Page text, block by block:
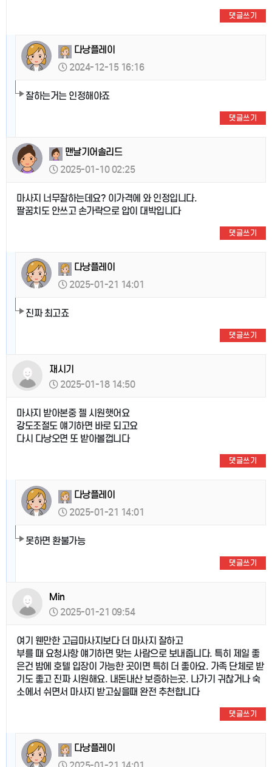
댓글쓰기
다낭플레이
2024-12-15 16:16
잘하는거는 인정해야죠
댓글쓰기
맨날기어솔리드
2025-01-10 02:25
마사지 너무잘하는데요? 이가격에 와 인정입니다.
팔꿈치도 안쓰고 손가락으로 압이 대박입니다
댓글쓰기
다낭플레이
2025-01-21 14:01
진짜 최고죠
댓글쓰기
재시기
2025-01-18 14:50
마사지 받아본중 젤 시원햇어요
강도조절도 얘기하면 바로 되고요
다시 다낭오면 또 받아볼껍니다
댓글쓰기
다낭플레이
2025-01-21 14:01
못하면 환불가능
댓글쓰기
Min
2025-01-21 09:54
여기 웬만한 고급마사지보다 더 마사지 잘하고
부를 때 요청사항 얘기하면 맞는 사람으로 보내줍니다. 특히 제일 좋
은건 밤에 호텔 입장이 가능한 곳이면 특히 더 좋아요. 가족 단체로 받
기도 좋고 진짜 시원해요. 내돈내산 보증하는곳. 나가기 귀찮거나 숙
소에서 쉬면서 마사지 받고싶을때 완전 추천합니다
댓글쓰기
다낭플레이